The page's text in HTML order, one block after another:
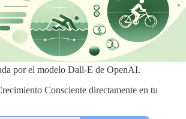
por el modelo Dall-E de OpenAI.
Consciente directamente en tu